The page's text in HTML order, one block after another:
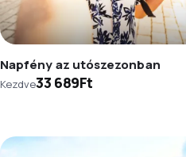
Napfény az utószezonban
Kezdve33 689Ft